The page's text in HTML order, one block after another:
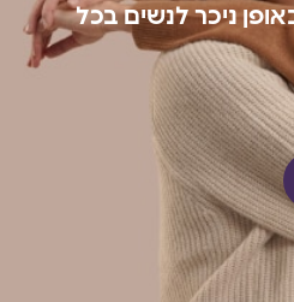
ניכר לנשים בכל